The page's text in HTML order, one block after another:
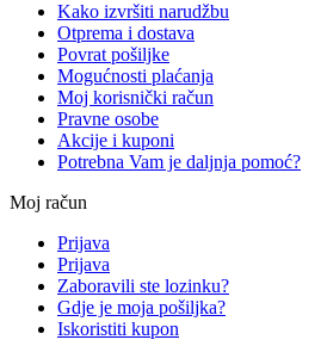
Kako izvršiti narudžbu
Otprema i dostava
Povrat pošiljke
Mogućnosti plaćanja
Moj korisnički račun
Pravne osobe
Akcije i kuponi
Potrebna Vam je daljnja pomoć?
Moj račun
Prijava
Prijava
Zaboravili ste lozinku?
Gdje je moja pošiljka?
Iskoristiti kupon